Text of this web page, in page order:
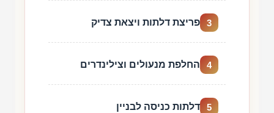
3 פריצת דלתות ויצאת צדיק
4 החלפת מנעולים וצילינדרים
5 דלתות כניסה לבניין